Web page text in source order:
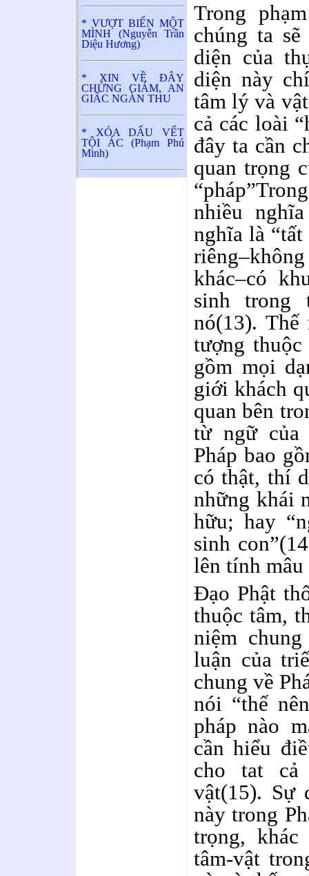
* VƯỢT BIỂN MỘT
MÌNH (Nguyễn Trần
Diệu Hương)
* XIN VỀ ĐÂY
CHỨNG GIÁM, AN
GIẤC NGÀN THU
* XÓA DẤU VẾT
TỘI ÁC (Phạm Phú
Minh)
Trong
chúng ta
diện của
diện này
tâm lý và
cả các loài
đây ta cần
quan trọng
nhiều
nghĩa là
khác–có
sinh trong
nó(13).
tượng
gồm mọi
giới khách
quan bên
từ ngữ của
Pháp bao
có thật, thí
những khái
hữu; hay
sinh
lên tính
Đạo Phật
thuộc tâm,
niệm
luận của
chung về
nói “thế
pháp nào
cần hiểu
cho tat cả
vật(15). Sự
này trong
trọng,
tâm-vật